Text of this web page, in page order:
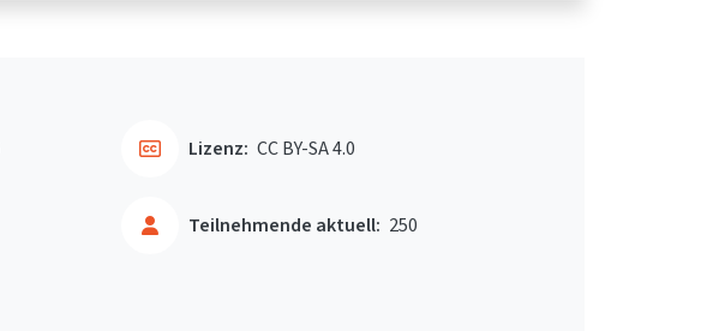
Teilnehmende aktuell: 250
Lizenz: CC BY-SA 4.0